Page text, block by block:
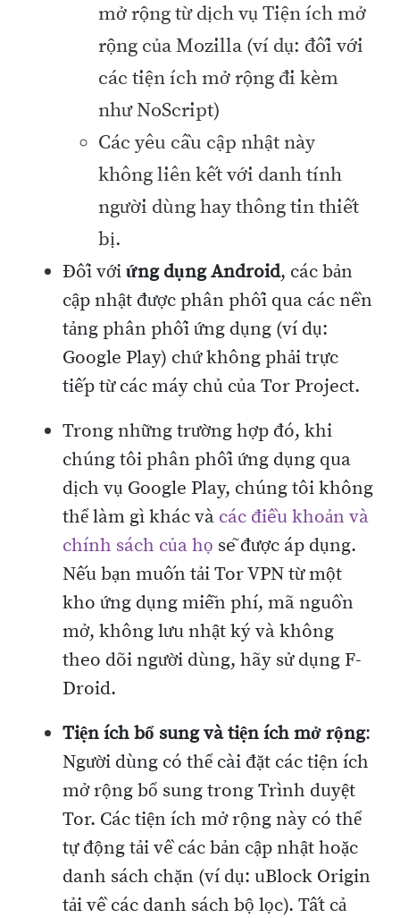
mở rộng từ dịch vụ Tiện ích mở
rộng của Mozilla (ví dụ: đối với
các tiện ích mở rộng đi kèm
như NoScript)
Các yêu cầu cập nhật này
không liên kết với danh tính
người dùng hay thông tin thiết
bị.
Đối vớiứng dụng Android, các bản
cập nhật được phân phối qua các nền
tảng phân phối ứng dụng (ví dụ:
Google Play) chứ không phải trực
tiếp từ các máy chủ của Tor Project.
Trong những trường hợp đó, khi
chúng tôi phân phối ứng dụng qua
dịch vụ Google Play, chúng tôi không
thể làm gì khác và các điều khoản và
chính sách của họ sẽ được áp dụng.
Nếu bạn muốn tải Tor VPN từ một
kho ứng dụng miễn phí, mã nguồn
mở, không lưu nhật ký và không
theo dõi người dùng, hãy sử dụng F-
Droid.
Tiện ích bổ sung và tiện ích mở rộng:
Người dùng có thể cài đặt các tiện ích
mở rộng bổ sung trong Trình duyệt
Tor. Các tiện ích mở rộng này có thể
tự động tải về các bản cập nhật hoặc
danh sách chặn (ví dụ: uBlock Origin
tải về các danh sách bộ lọc). Tất cả